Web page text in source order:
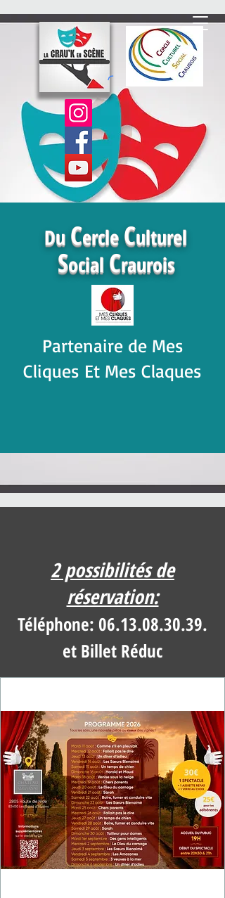
Du Cercle Culturel
Social Craurois
Partenaire de Mes
Cliques Et Mes Claques
2 possibilités de
réservation:
Téléphone: 06.13.08.30.39.
et Billet Réduc